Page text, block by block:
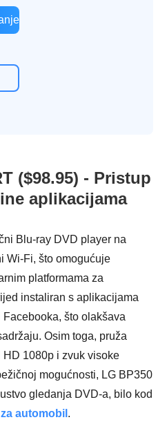
($98.95) - Pristup
aplikacijama
Blu-ray DVD player na
Wi-Fi, što omogućuje
platformama za
instaliran s aplikacijama
što olakšava
Osim toga, pruža
1080p i zvuk visoke
mogućnosti, LG BP350
gledanja DVD-a, bilo kod
automobil .